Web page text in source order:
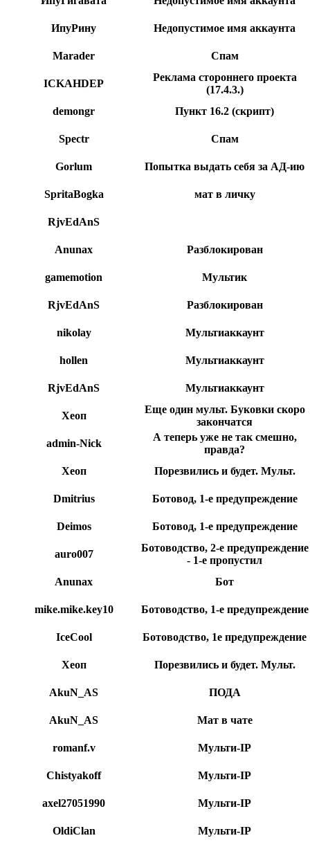
ИпуРину Недопустимое имя аккаунта
Marader Спам
ICKAHDEP
Реклама стороннего проекта
(17.4.3.)
demongr
Пункт 16.2 (скрипт)
Spectr Спам
Gorlum Попытка выдать себя за АД-ию
SpritaBogka мат в личку
RjvEdAnS
Anunax Разблокирован
gamemotion Мультик
RjvEdAnS Разблокирован
nikolay Мультиаккаунт
hollen Мультиаккаунт
RjvEdAnS Мультиаккаунт
Xeoп
Еще один мульт. Буковки скоро
закончатся
admin-Nick
А теперь уже не так смешно,
правда?
Xeoп
Порезвились и будет. Мульт.
Dmitrius Ботовод, 1-е предупреждение
Deimos Ботовод, 1-е предупреждение
auro007
Ботоводство, 2-е предупреждение
- 1-е пропустил
Anunax
Бот
mike.mike.key10 Ботоводство, 1-е предупреждение
IceCool Ботоводство, 1е предупреждение
Хеоп Порезвились и будет. Мульт.
AkuN_AS ПОДА
AkuN_AS Мат в чате
romanf.v Мульти-IP
Chistyakoff Мульти-IP
axel27051990 Мульти-IP
OldiClan Мульти-IP